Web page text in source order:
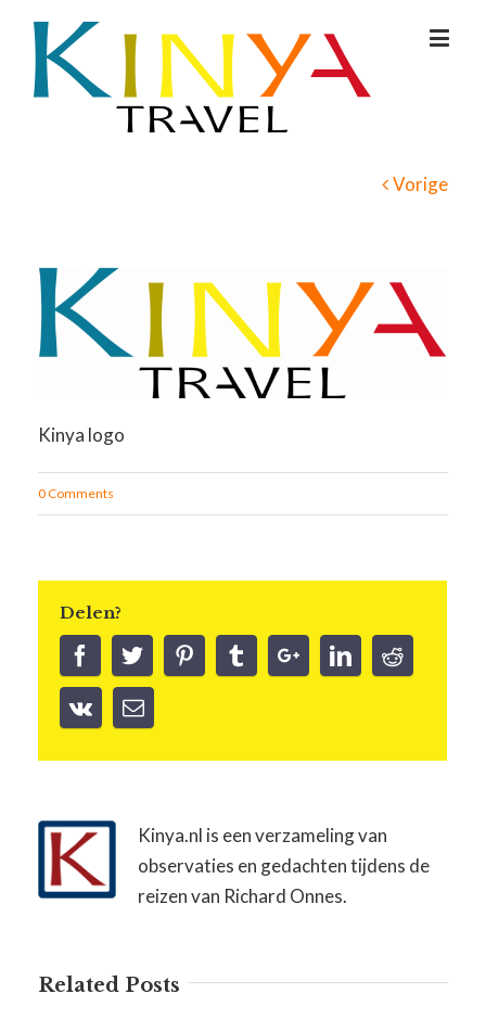
Vorige
Kinya logo
0 Comments
Delen?
Kinya.nl is een verzameling van
observaties en gedachten tijdens de
reizen van Richard Onnes.
Related Posts